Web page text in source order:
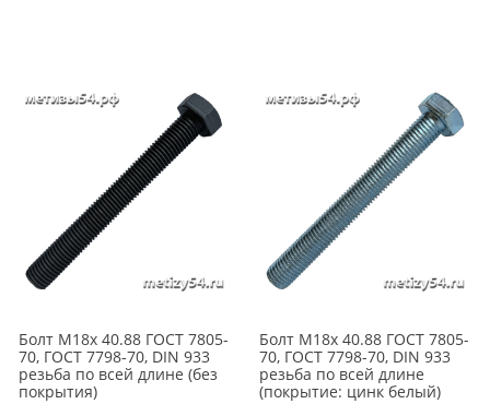
Болт М18х 40.88 ГОСТ 7805-
70, ГОСТ 7798-70, DIN 933
резьба по всей длине (без
покрытия)
Болт М18х 40.88 ГОСТ 7805-
70, ГОСТ 7798-70, DIN 933
резьба по всей длине
(покрытие: цинк белый)